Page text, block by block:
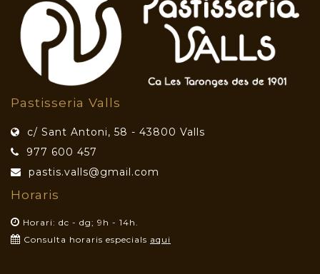
Pastisseria Valls
c/ Sant Antoni, 58 - 43800 Valls
977 600 457
pastis.valls@gmail.com
Horaris
Horari: dc - dg; 9h - 14h.
Consulta horaris especials aqui